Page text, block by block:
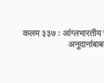
कलम ३३७ : आंग्लभारतीय